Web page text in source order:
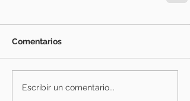
Comentarios
Escribir un comentario...